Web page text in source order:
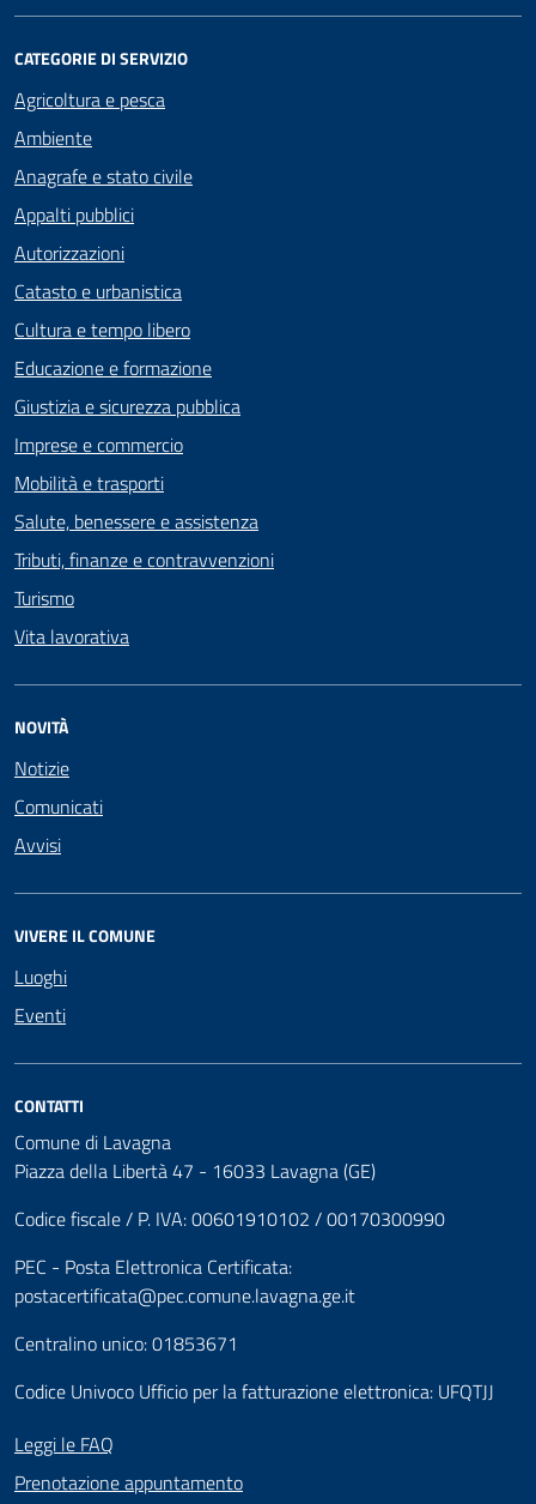
CATEGORIE DI SERVIZIO
Agricoltura e pesca
Ambiente
Anagrafe e stato civile
Appalti pubblici
Autorizzazioni
Catasto e urbanistica
Cultura e tempo libero
Educazione e formazione
Giustizia e sicurezza pubblica
Imprese e commercio
Mobilità e trasporti
Salute, benessere e assistenza
Tributi, finanze e contravvenzioni
Turismo
Vita lavorativa
NOVITÀ
Notizie
Comunicati
Avvisi
VIVERE IL COMUNE
Luoghi
Eventi
CONTATTI
Comune di Lavagna
Piazza della Libertà 47 - 16033 Lavagna (GE)
Codice fiscale / P. IVA: 00601910102 / 00170300990
PEC - Posta Elettronica Certificata:
postacertificata@pec.comune.lavagna.ge.it
Centralino unico: 01853671
Codice Univoco Ufficio per la fatturazione elettronica: UFQTJJ
Leggi le FAQ
Prenotazione appuntamento